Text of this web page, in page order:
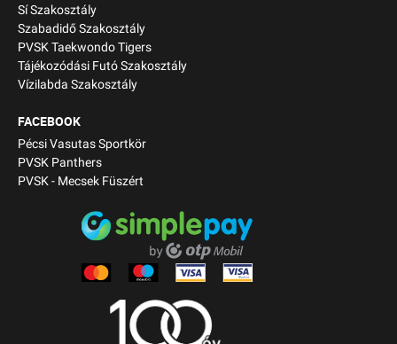
Sí Szakosztály
Szabadidő Szakosztály
PVSK Taekwondo Tigers
Tájékozódási Futó Szakosztály
Vízilabda Szakosztály
FACEBOOK
Pécsi Vasutas Sportkör
PVSK Panthers
PVSK - Mecsek Füszért